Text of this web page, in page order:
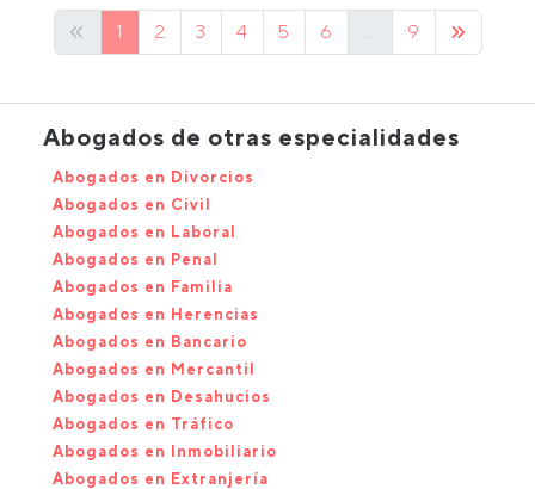
1 2 3 4 5 6 ... 9
Abogados de otras especialidades
Abogados en Divorcios
Abogados en Civil
Abogados en Laboral
Abogados en Penal
Abogados en Familia
Abogados en Herencias
Abogados en Bancario
Abogados en Mercantil
Abogados en Desahucios
Abogados en Tráfico
Abogados en Inmobiliario
Abogados en Extranjería